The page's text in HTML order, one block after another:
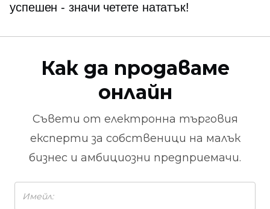
успешен - значи четете нататък!
Как да продаваме
онлайн
Съвети от електронна търговия
експерти за собственици на малък
бизнес и амбициозни предприемачи.